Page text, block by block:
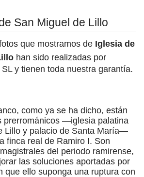
San Miguel de Lillo
que mostramos de Iglesia de
han sido realizadas por
y tienen toda nuestra garantía.
como ya se ha dicho, están
prerrománicos —iglesia palatina
Lillo y palacio de Santa María—
finca real de Ramiro I. Son
del periodo ramirense,
las soluciones aportadas por
que ello suponga una ruptura con